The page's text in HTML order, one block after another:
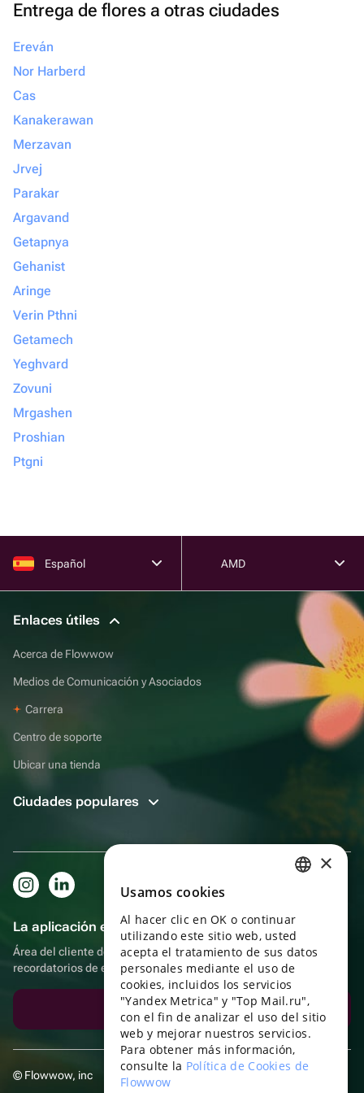
что всё будет выполнено с любовью и
безупречно, смело обращайтесь
именно сюда. Вы точно не пожалеете!
Entrega de flores a otras ciudades
Ereván
Nor Harberd
Cas
Kanakerawan
Merzavan
Jrvej
Parakar
Argavand
Getapnya
Gehanist
Aringe
Verin Pthni
Getamech
Yeghvard
Zovuni
Mrgashen
Proshian
Ptgni
Español AMD
Enlaces útiles
Acerca de Flowwow
Medios de Comunicación y Asociados
Carrera
Centro de soporte
Ubicar una tienda
Ciudades populares
La aplicación es aún más práctica.
Área del cliente del destinatario, más bonos por compras y
recordatorios de eventos
Descargar la aplicación
© Flowwow, inc
ENGLISH
UKRAINIAN
PORTUGUESE
SPANISH
HUNGARIAN
ITALIAN
×
Usamos cookies
Al hacer clic en OK o continuar
utilizando este sitio web, usted
acepta el tratamiento de sus datos
personales mediante el uso de
cookies, incluidos los servicios
"Yandex Metrica" y "Top Mail.ru",
con el fin de analizar el uso del sitio
web y mejorar nuestros servicios.
Para obtener más información,
consulte la Política de Cookies de
Flowwow